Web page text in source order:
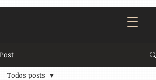
Post
Todos posts